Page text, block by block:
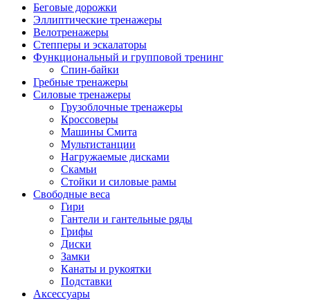
Беговые дорожки
Эллиптические тренажеры
Велотренажеры
Степперы и эскалаторы
Функциональный и групповой тренинг
Спин-байки
Гребные тренажеры
Силовые тренажеры
Грузоблочные тренажеры
Кроссоверы
Машины Смита
Мультистанции
Нагружаемые дисками
Скамьи
Стойки и силовые рамы
Свободные веса
Гири
Гантели и гантельные ряды
Грифы
Диски
Замки
Канаты и рукоятки
Подставки
Аксессуары